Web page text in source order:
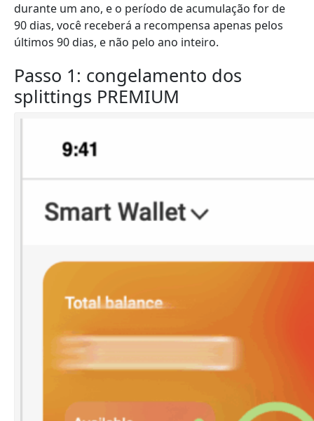
durante um ano, e o período de acumulação for de
90 dias, você receberá a recompensa apenas pelos
últimos 90 dias, e não pelo ano inteiro.
Passo 1: congelamento dos
splittings PREMIUM